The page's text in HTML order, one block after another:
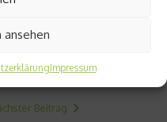
ansehen
Impressum
Beitrag